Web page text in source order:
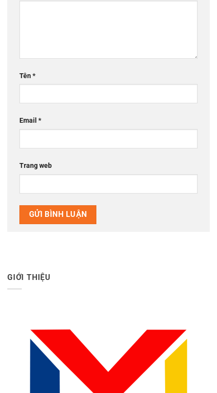
Tên*
Email *
Trang web
GIỚI THIỆU